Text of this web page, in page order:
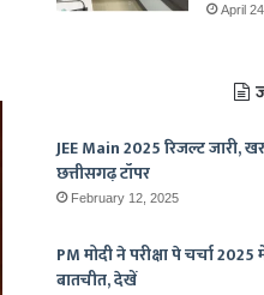
April
JEE Main 2025 रिजल्ट जारी,
छत्तीसगढ़ टॉपर
February 12, 2025
PM मोदी ने परीक्षा पे चर्चा
बातचीत, देखें